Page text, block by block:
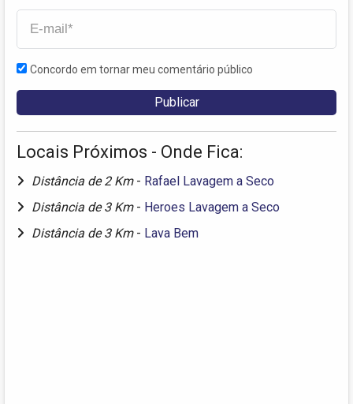
Concordo em tornar meu comentário público
Locais Próximos - Onde Fica:
Distância de 2 Km - Rafael Lavagem a Seco
Distância de 3 Km - Heroes Lavagem a Seco
Distância de 3 Km - Lava Bem